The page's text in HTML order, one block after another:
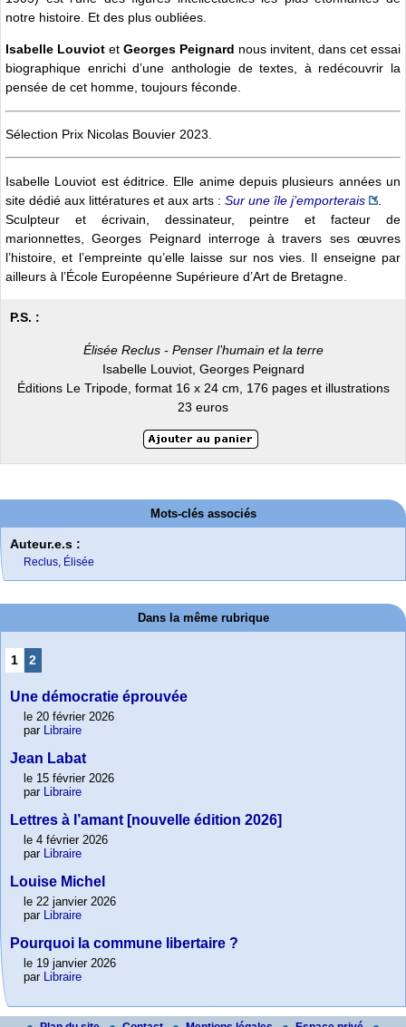
notre histoire. Et des plus oubliées.
Isabelle Louviot et Georges Peignard nous invitent, dans cet essai
biographique enrichi d’une anthologie de textes, à redécouvrir la
pensée de cet homme, toujours féconde.
Sélection Prix Nicolas Bouvier 2023.
Isabelle Louviot est éditrice. Elle anime depuis plusieurs années un
site dédié aux littératures et aux arts : Sur une île j’emporterais
Sculpteur et écrivain, dessinateur, peintre et facteur de
marionnettes, Georges Peignard interroge à travers ses œuvres
l’histoire, et l’empreinte qu’elle laisse sur nos vies. Il enseigne par
ailleurs à l’École Européenne Supérieure d’Art de Bretagne.
P.S. :
Élisée Reclus - Penser l’humain et la terre
Isabelle Louviot, Georges Peignard
Éditions Le Tripode, format 16 x 24 cm, 176 pages et illustrations
23 euros
Mots-clés associés
Auteur.e.s :
Reclus, Élisée
Dans la même rubrique
1 2
Une démocratie éprouvée
le 20 février 2026
par Libraire
Jean Labat
le 15 février 2026
par Libraire
Lettres à l’amant [nouvelle édition 2026]
le 4 février 2026
par Libraire
Louise Michel
le 22 janvier 2026
par Libraire
Pourquoi la commune libertaire ?
le 19 janvier 2026
par Libraire